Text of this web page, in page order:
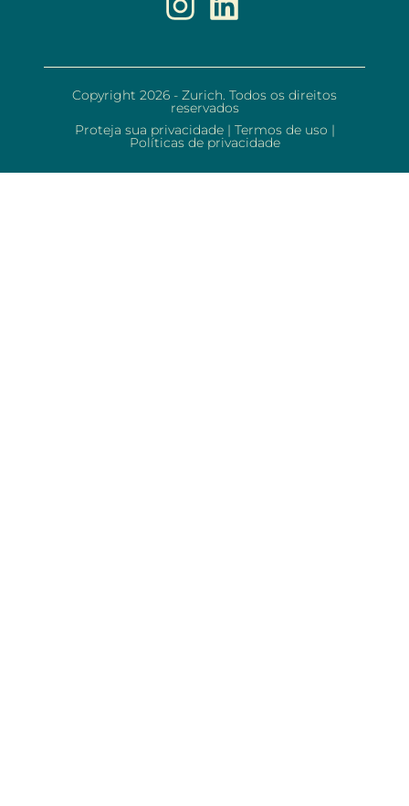
Copyright 2026 - Zurich. Todos os direitos
reservados
Proteja sua privacidade | Termos de uso |
Políticas de privacidade